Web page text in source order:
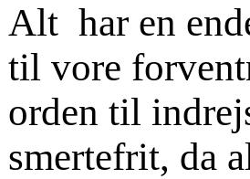
Alt har en
til vore
orden til
smertefrit, da